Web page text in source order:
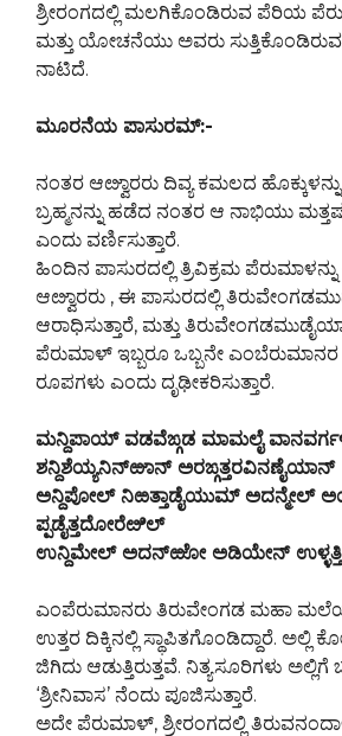
ಶ್ರೀರಂಗದಲ್ಲಿ ಮಲಗಿಕೊಂಡಿರುವ ಪೆರಿಯ
ಮತ್ತು ಯೋಚನೆಯು ಅವರು ಸುತ್ತಿಕೊಂಡಿರುವ
ನಾಟಿದೆ.
ಮೂರನೆಯ ಪಾಸುರಮ್:-
ನಂತರ ಆೞ್ವಾರರು ದಿವ್ಯ ಕಮಲದ
ಬ್ರಹ್ಮನನ್ನು ಹಡೆದ ನಂತರ ಆ ನಾಭಿಯು
ಎಂದು ವರ್ಣಿಸುತ್ತಾರೆ.
ಹಿಂದಿನ ಪಾಸುರದಲ್ಲಿ ತ್ರಿವಿಕ್ರಮ
ಆೞ್ವಾರರು , ಈ ಪಾಸುರದಲ್ಲಿ
ಆರಾಧಿಸುತ್ತಾರೆ, ಮತ್ತು
ಪೆರುಮಾಳ್ ಇಬ್ಬರೂ ಒಬ್ಬನೇ ಎಂಬೆರುಮಾನರ
ರೂಪಗಳು ಎಂದು ದೃಢೀಕರಿಸುತ್ತಾರೆ.
ಮನ್ದಿಪಾಯ್ ವಡವೆಙ್ಗಡ ಮಾಮಲೈ
ಶನ್ದಿಶೆಯ್ಯನಿನ್‍ಱಾನ್ ಅರಙ್ಗತ್ತರವಿನಣೈಯಾನ್
ಅನ್ದಿಪೋಲ್ ನಿಱತ್ತಾಡೈಯುಮ್ ಅದನ್ಮೇಲ್
ಪ್ಪಡೈತ್ತದೋರೆೞಿಲ್
ಉನ್ದಿಮೇಲ್ ಅದನ್‍ಱೋ ಅಡಿಯೇನ್
ಎಂಪೆರುಮಾನರು ತಿರುವೇಂಗಡ ಮಹಾ
ಉತ್ತರ ದಿಕ್ಕಿನಲ್ಲಿ ಸ್ಥಾಪಿತಗೊಂಡಿದ್ದಾರೆ.
ಜಿಗಿದು ಆಡುತ್ತಿರುತ್ತವೆ. ನಿತ್ಯಸೂರಿಗಳು ಅಲ್ಲಿಗೆ
‘ಶ್ರೀನಿವಾಸ’ ನೆಂದು ಪೂಜಿಸುತ್ತಾರೆ.
ಅದೇ ಪೆರುಮಾಳ್, ಶ್ರೀರಂಗದಲ್ಲಿ